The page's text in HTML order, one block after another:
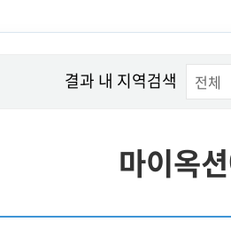
결과 내 지역검색
마이옥